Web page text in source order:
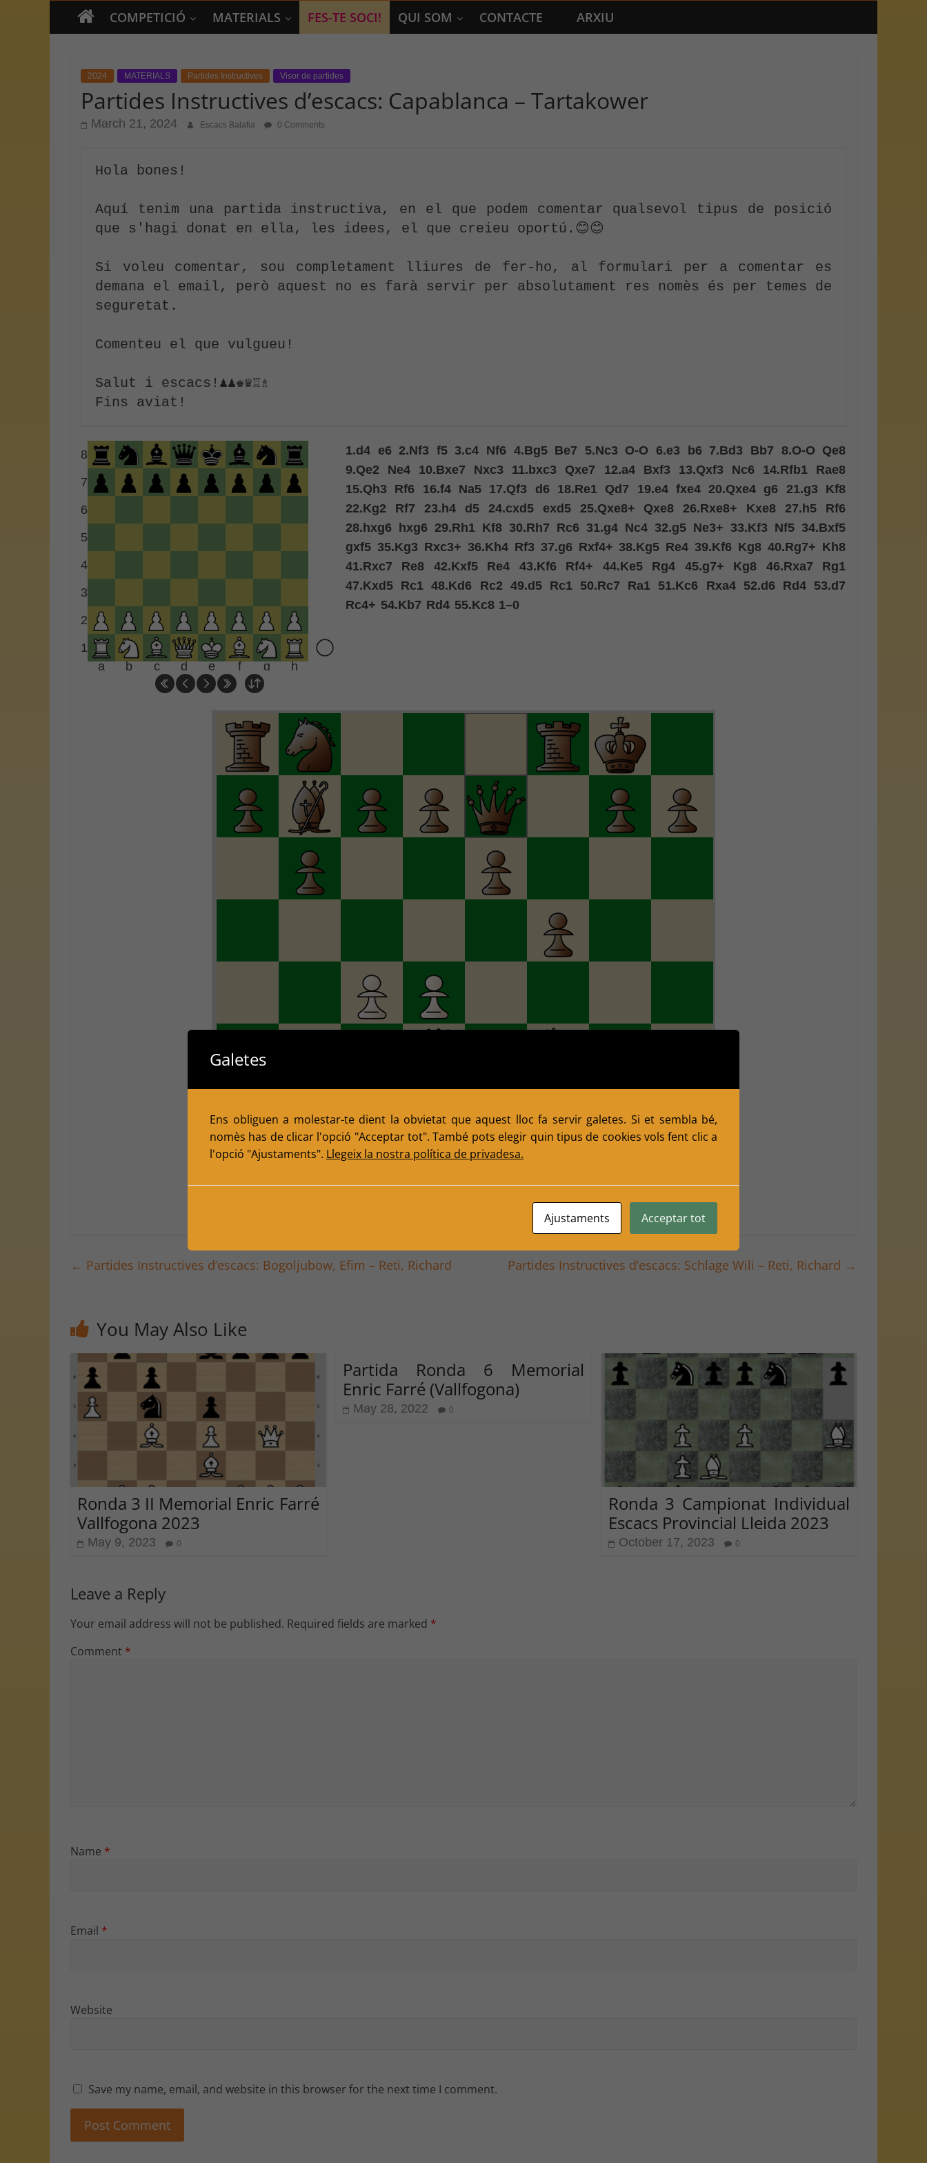
COMPETICIÓ MATERIALS FES-TE SOCI! QUI SOM CONTACTE ARXIU
2024 MATERIALS Partides Instructives Visor de partides
Partides Instructives d’escacs: Capablanca – Tartakower
March 21, 2024 Escacs Balafia 0 Comments
Hola bones!
Aquí tenim una partida instructiva, en el que podem comentar qualsevol tipus de posició
que s'hagi donat en ella, les idees, el que creieu oportú.😊😊
Si voleu comentar, sou completament lliures de fer-ho, al formulari per a comentar es
demana el email, però aquest no es farà servir per absolutament res nomès és per temes de
seguretat.
Comenteu el que vulgueu!
Salut i escacs!♟♟♚♛♖♗
1
2
3
4
5
6
7
8
a b c d e f g h
1.d4 e6 2.Nf3 f5 3.c4 Nf6 4.Bg5 Be7 5.Nc3 O-O 6.e3 b6 7.Bd3 Bb7 8.O-O Qe8
9.Qe2 Ne4 10.Bxe7 Nxc3 11.bxc3 Qxe7 12.a4 Bxf3 13.Qxf3 Nc6 14.Rfb1
Rae8
15.Qh3 Rf6 16.f4 Na5 17.Qf3 d6 18.Re1 Qd7 19.e4 fxe4 20.Qxe4 g6 21.g3
Kf8
22.Kg2 Rf7 23.h4 d5 24.cxd5 exd5 25.Qxe8+ Qxe8 26.Rxe8+ Kxe8 27.h5
Rf6
28.hxg6 hxg6 29.Rh1 Kf8 30.Rh7 Rc6 31.g4 Nc4 32.g5 Ne3+ 33.Kf3 Nf5 34.Bxf5
gxf5 35.Kg3 Rxc3+ 36.Kh4 Rf3 37.g6 Rxf4+ 38.Kg5 Re4 39.Kf6 Kg8 40.Rg7+ Kh8
41.Rxc7 Re8 42.Kxf5 Re4 43.Kf6 Rf4+ 44.Ke5 Rg4 45.g7+ Kg8 46.Rxa7
Rg1
47.Kxd5 Rc1 48.Kd6 Rc2 49.d5 Rc1 50.Rc7 Ra1 51.Kc6 Rxa4 52.d6 Rd4 53.d7
Rc4+ 54.Kb7 Rd4 55.Kc8 1–0
← Partides Instructives d’escacs: Bogoljubow, Efim – Reti, Richard Partides Instructives d’escacs: Schlage Wili – Reti, Richard →
You May Also Like
Ronda 3 II Memorial Enric Farré
Vallfogona 2023
May 9, 2023 0
Partida Ronda 6 Memorial
Enric Farré (Vallfogona)
May 28, 2022 0
Ronda 3 Campionat Individual
Escacs Provincial Lleida 2023
October 17, 2023 0
Leave a Reply
Your email address will not be published. Required fields are marked *
Comment *
Name *
Email *
Website
Save my name, email, and website in this browser for the next time I comment.
Galetes
Ens obliguen a molestar-te dient la obvietat que aquest lloc fa servir galetes. Si et sembla bé,
nomès has de clicar l'opció "Acceptar tot". També pots elegir quin tipus de cookies vols fent clic a
l'opció "Ajustaments". Llegeix la nostra política de privadesa.
Ajustaments Acceptar tot